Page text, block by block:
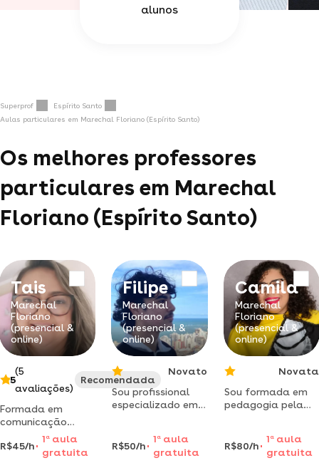
alunos
Superprof
Espírito Santo
Aulas particulares em Marechal Floriano (Espírito Santo)
Os melhores professores
particulares em Marechal
Floriano (Espírito Santo)
Tais
Marechal
Floriano
(presencial &
online)
5
(5
avaliações)
Recomendada
Formada em
comunicação
social e pós
graduada em
letras português
R$45/h
1 aaula
gratuita
Filipe
Marechal
Floriano
(presencial &
online)
Novato
Sou profissional
especializado em
gestão de futebol,
preparação física,
R$50/h
1 a aula
gratuita
Camila
Marechal
Floriano
(presencial &
online)
Novata
Sou formada em
pedagogia pela
especialização em
informática na
R$80/h
1 aaula
gratuita